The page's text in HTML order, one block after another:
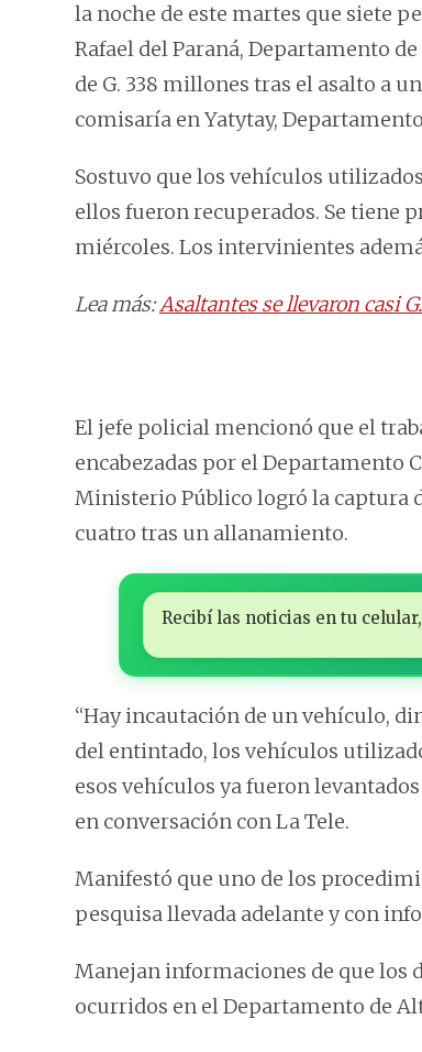
la noche de este martes que siete
Rafael del Paraná, Departamento
de G. 338 millones tras el asalto a
comisaría en Yatytay,
Sostuvo que los vehículos
ellos fueron recuperados. Se tiene
miércoles. Los intervinientes
Lea más:Asaltantes se llevaron casi
El jefe policial mencionó que el
encabezadas por el Departamento
Ministerio Público logró la captura
cuatro tras un allanamiento.
Recibí las noticias en tu
“Hay incautación de un vehículo,
del entintado, los vehículos
esos vehículos ya fueron
en conversación con La Tele.
Manifestó que uno de los
pesquisa llevada adelante y con
Manejan informaciones de que
ocurridos en el Departamento de